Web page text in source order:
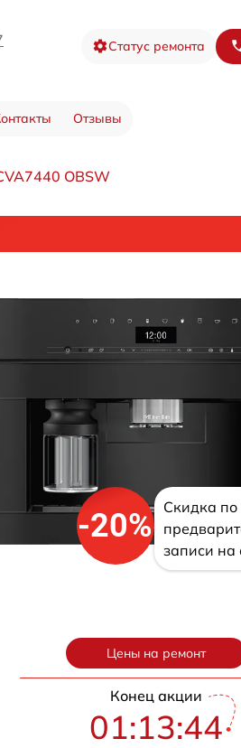
Статус ремонта
Отзывы
OBSW
-20%
Скидка по
записи на
Цены на ремонт
Конец акции
01:13:43